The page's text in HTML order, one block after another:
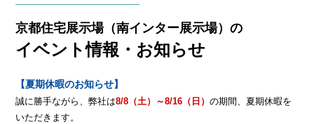
京都住宅展示場（南インター展示場）の
イベント情報・お知らせ
【夏期休暇のお知らせ】
誠に勝手ながら、弊社は8/8（土）～8/16（日）の期間、夏期休暇を
いただきます。